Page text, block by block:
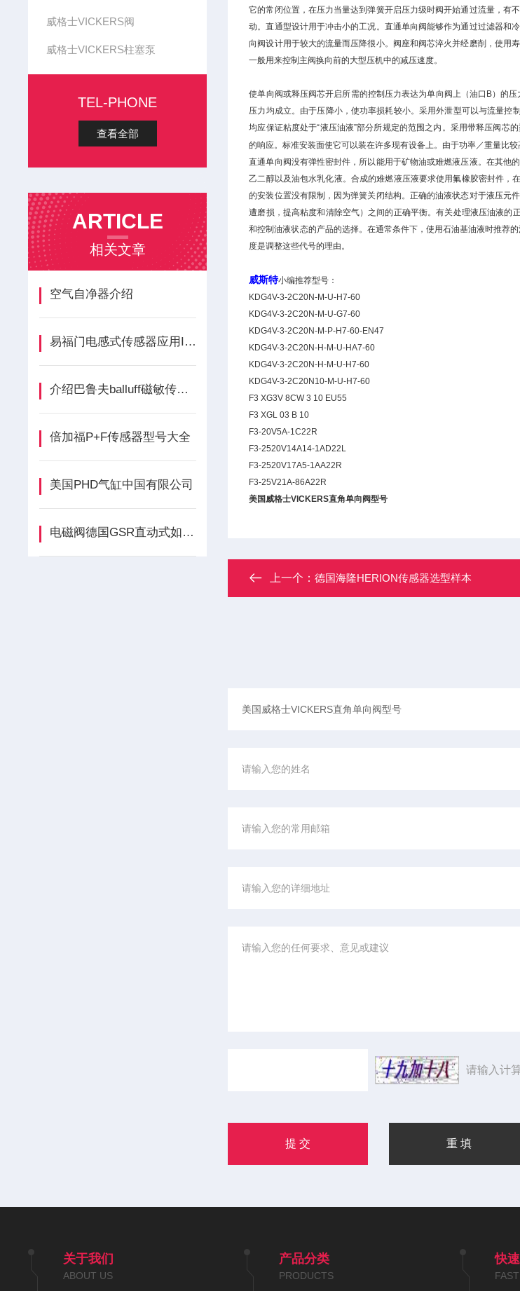
威格士VICKERS阀
威格士VICKERS柱塞泵
TEL-PHONE
查看全部
ARTICLE
相关文章
空气自净器介绍
易福门电感式传感器应用IFM兰州代理
介绍巴鲁夫balluff磁敏传感器
倍加福P+F传感器型号大全
美国PHD气缸中国有限公司
电磁阀德国GSR直动式如何选型暨选型依据
它的常闭位置，在压力当量达到弹簧开启压力级时阀开始通过流量，有
动。直通型设计用于冲击小的工况。直通单向阀能够作为通过过滤器和
向阀设计用于较大的流量而压降很小。阀座和阀芯淬火并经磨削，使用
一般用来控制主阀换向前的大型压机中的减压速度。
使单向阀或释压阀芯开启所需的控制压力表达为单向阀上（油口B）的
压力均成立。由于压降小，使功率损耗较小。采用外泄型可以与流量控
均应保证粘度处于“液压油液”部分所规定的范围之内。采用带释压阀芯
的响应。标准安装面使它可以装在许多现有设备上。由于功率／重量比
直通单向阀没有弹性密封件，所以能用于矿物油或难燃液压液。在其他
乙二醇以及油包水乳化液。合成的难燃液压液要求使用氟橡胶密封件，
的安装位置没有限制，因为弹簧关闭结构。正确的油液状态对于液压元
遭磨损，提高粘度和清除空气）之间的正确平衡。有关处理液压油液的
和控制油液状态的产品的选择。在通常条件下，使用石油基油液时推荐
度是调整这些代号的理由。
威斯特小编推荐型号：
KDG4V-3-2C20N-M-U-H7-60
KDG4V-3-2C20N-M-U-G7-60
KDG4V-3-2C20N-M-P-H7-60-EN47
KDG4V-3-2C20N-H-M-U-HA7-60
KDG4V-3-2C20N-H-M-U-H7-60
KDG4V-3-2C20N10-M-U-H7-60
F3 XG3V 8CW 3 10 EU55
F3 XGL 03 B 10
F3-20V5A-1C22R
F3-2520V14A14-1AD22L
F3-2520V17A5-1AA22R
F3-25V21A-86A22R
美国威格士VICKERS直角单向阀型号
上一个：德国海隆HERION传感器选型样本
请输入计
关于我们
ABOUT US
产品分类
PRODUCTS
快